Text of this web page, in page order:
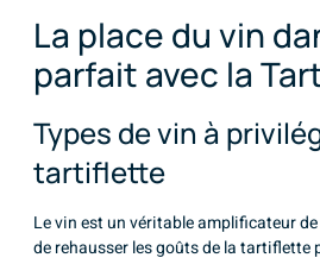
La place du vin
parfait avec la
Types de vin à
tartiflette
Le vin est un véritable amplificateur
de rehausser les goûts de la tartiflette